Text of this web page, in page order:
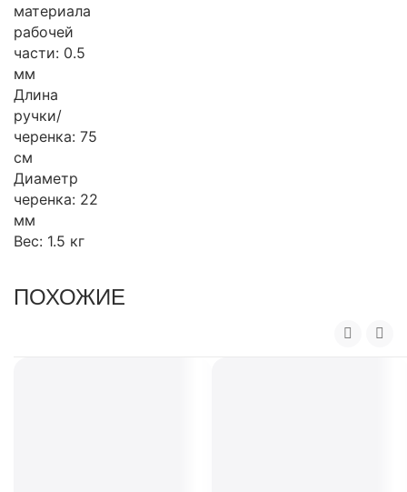
материала
рабочей
части: 0.5
мм
Длина
ручки/
черенка: 75
см
Диаметр
черенка: 22
мм
Вес: 1.5 кг
ПОХОЖИЕ